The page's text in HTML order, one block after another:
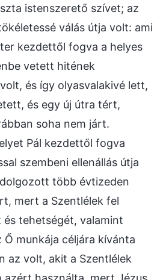
istenszerető szívet; az
válás útja volt: ami
kezdettől fogva a helyes
vetett hitének
és így olyasvalakivé lett,
és egy új útra tért,
soha nem járt.
Pál kezdettől fogva
szembeni ellenállás útja
több évtizeden
mert a Szentlélek fel
tehetségét, valamint
munkája céljára kívánta
az volt, akit a Szentlélek